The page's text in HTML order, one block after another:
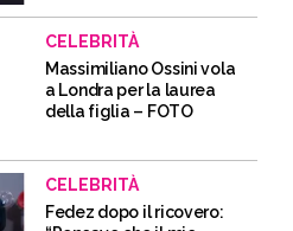
CELEBRITÀ
Massimiliano Ossini vola
a Londra per la laurea
della figlia – FOTO
CELEBRITÀ
Fedez dopo il ricovero: